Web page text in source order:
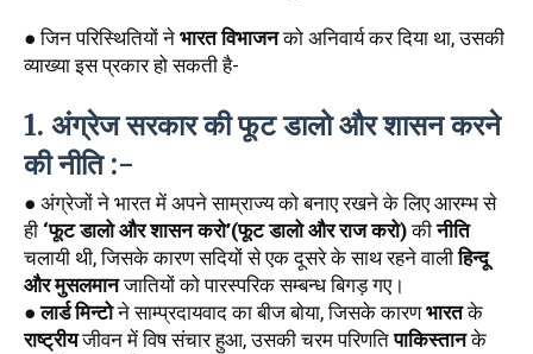
● जिन परिस्थितियों ने भारत विभाजन को अनिवार्य कर दिया था, उसकी
व्याख्या इस प्रकार हो सकती है-
1. अंग्रेज सरकार की फूट डालो और शासन करने
की नीति :-
● अंग्रेजों ने भारत में अपने साम्राज्य को बनाए रखने के लिए आरम्भ से
ही ‘फूट डालो और शासन करो’(फूट डालो और राज करो) की नीति
चलायी थी, जिसके कारण सदियों से एक दूसरे के साथ रहने वाली हिन्दू
और मुसलमान जातियों को पारस्परिक सम्बन्ध बिगड़ गए।
● लार्ड मिन्टो ने साम्प्रदायवाद का बीज बोया, जिसके कारण भारत
राष्ट्रीय जीवन में विष संचार हुआ, उसकी चरम परिणति पाकिस्तान के